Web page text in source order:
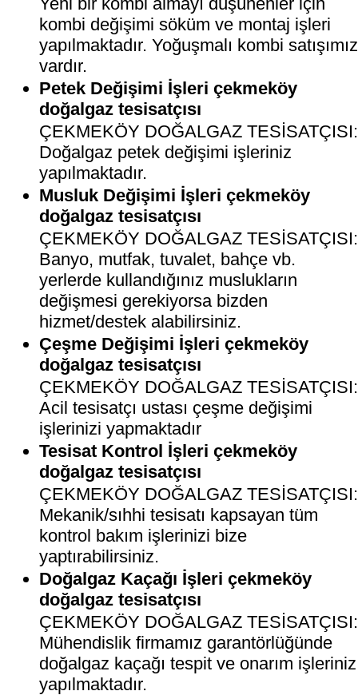
kombi değişimi söküm ve montaj işleri
yapılmaktadır. Yoğuşmalı kombi satışımız
vardır.
Petek Değişimi İşleri çekmeköy
doğalgaz tesisatçısı
ÇEKMEKÖY DOĞALGAZ TESİSATÇISI:
Doğalgaz petek değişimi işleriniz
yapılmaktadır.
Musluk Değişimi İşleri çekmeköy
doğalgaz tesisatçısı
ÇEKMEKÖY DOĞALGAZ TESİSATÇISI:
Banyo, mutfak, tuvalet, bahçe vb.
yerlerde kullandığınız muslukların
değişmesi gerekiyorsa bizden
hizmet/destek alabilirsiniz.
Çeşme Değişimi İşleri çekmeköy
doğalgaz tesisatçısı
ÇEKMEKÖY DOĞALGAZ TESİSATÇISI:
Acil tesisatçı ustası çeşme değişimi
işlerinizi yapmaktadır
Tesisat Kontrol İşleri çekmeköy
doğalgaz tesisatçısı
ÇEKMEKÖY DOĞALGAZ TESİSATÇISI:
Mekanik/sıhhi tesisatı kapsayan tüm
kontrol bakım işlerinizi bize
yaptırabilirsiniz.
Doğalgaz Kaçağı İşleri çekmeköy
doğalgaz tesisatçısı
ÇEKMEKÖY DOĞALGAZ TESİSATÇISI:
Mühendislik firmamız garantörlüğünde
doğalgaz kaçağı tespit ve onarım işleriniz
yapılmaktadır.